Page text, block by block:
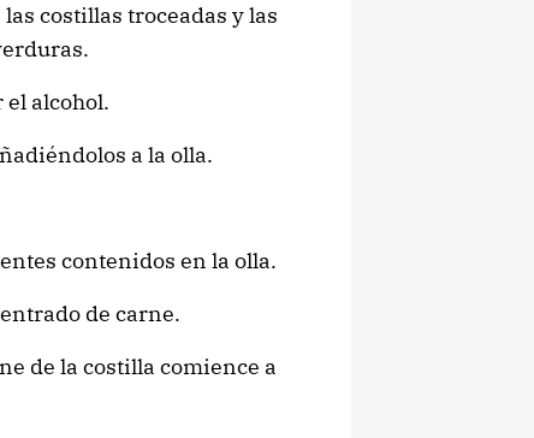
costillas troceadas y las
alcohol.
a la olla.
contenidos en la olla.
de carne.
de la costilla comience a